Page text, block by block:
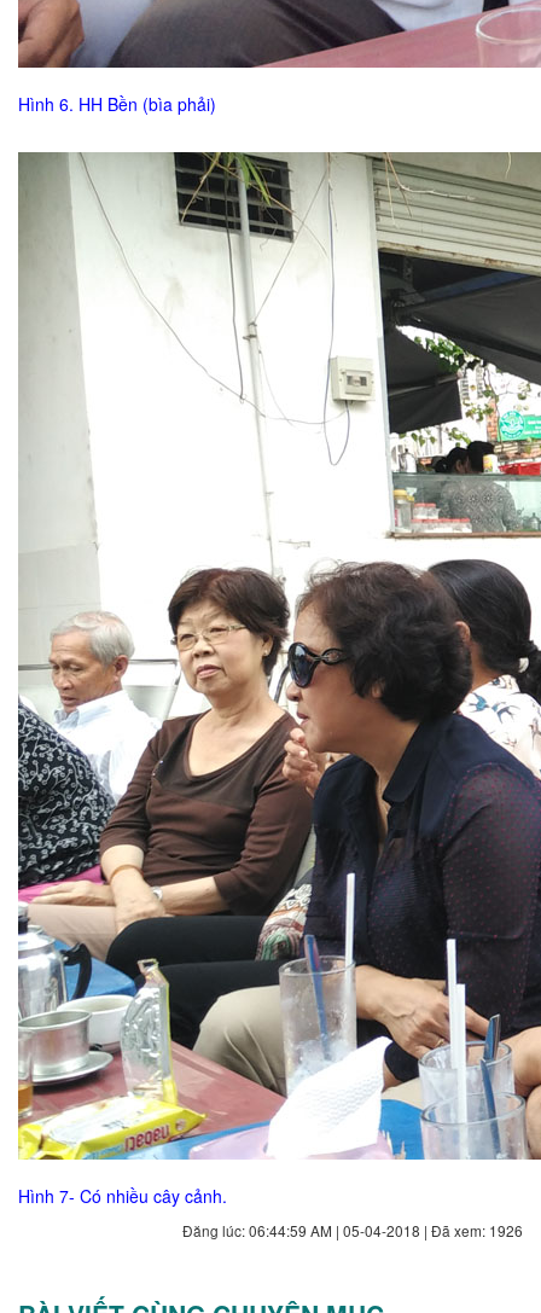
Hình 6. HH Bền (bìa phải)
Hình 7- Có nhiều cây cảnh.
Đăng lúc: 06:44:59 AM | 05-04-2018 | Đã xem: 1926